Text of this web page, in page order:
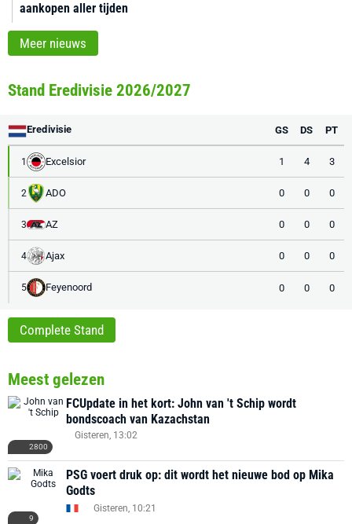
aankopen aller tijden
Meer nieuws
Stand Eredivisie 2026/2027
Eredivisie GS DS PT
1 Excelsior 1 4 3
2 ADO 0 0 0
3 AZ 0 0 0
4 Ajax 0 0 0
5 Feyenoord 0 0 0
Complete Stand
Meest gelezen
2800
FCUpdate in het kort: John van 't Schip wordt
bondscoach van Kazachstan
Gisteren, 13:02
9
PSG voert druk op: dit wordt het nieuwe bod op Mika
Godts
Gisteren, 10:21